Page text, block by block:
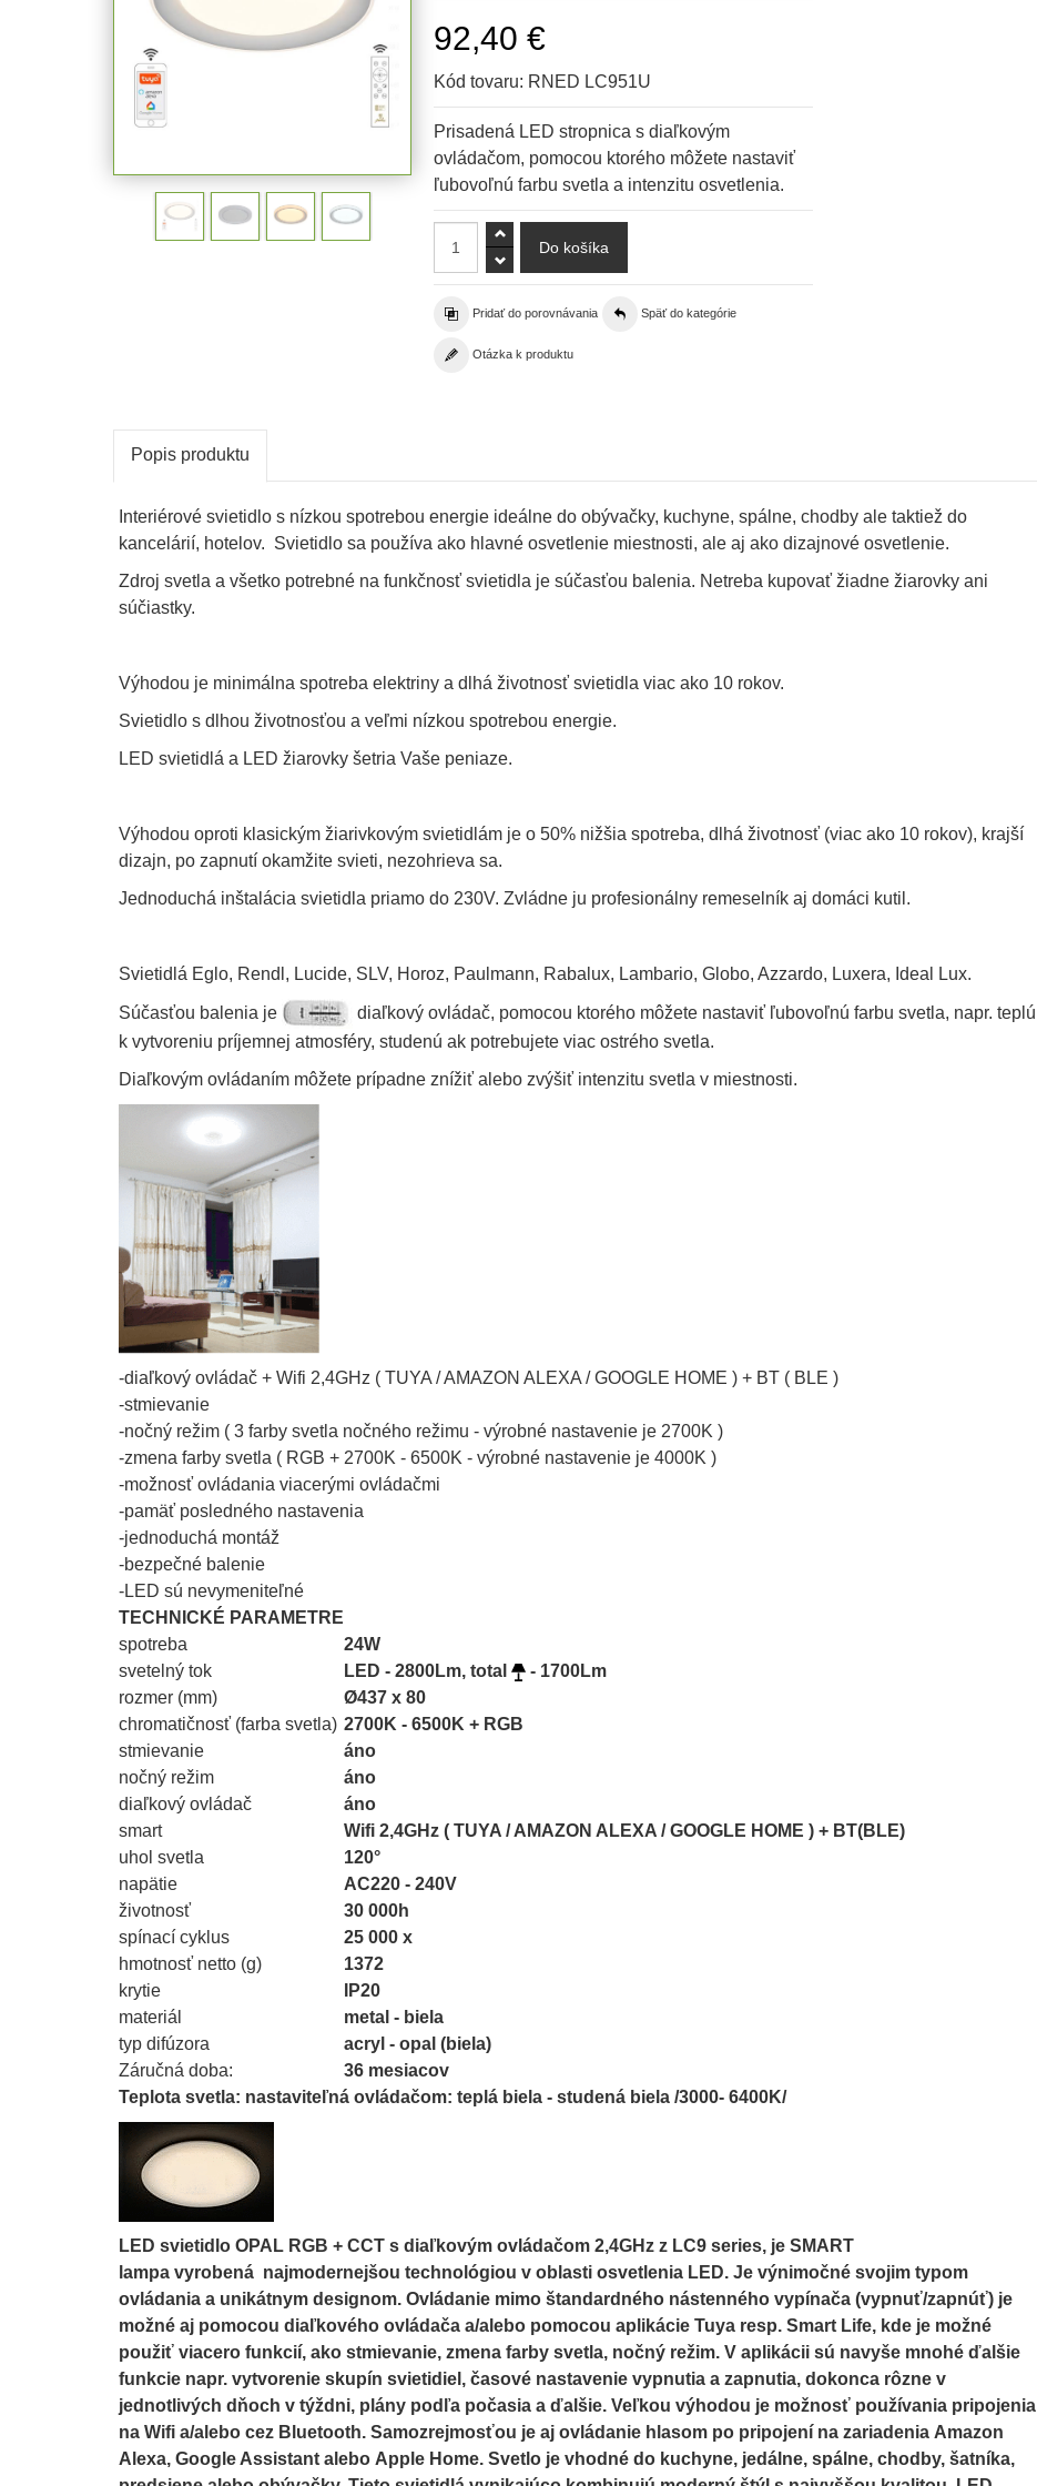
92,40 €
Kód tovaru: RNED LC951U
Prisadená LED stropnica s diaľkovým
ovládačom, pomocou ktorého môžete nastaviť
ľubovoľnú farbu svetla a intenzitu osvetlenia.
Pridať do porovnávania Späť do kategórie
Otázka k produktu
Popis produktu
Interiérové svietidlo s nízkou spotrebou energie ideálne do obývačky, kuchyne, spálne, chodby ale taktiež do
kancelárií, hotelov. Svietidlo sa používa ako hlavné osvetlenie miestnosti, ale aj ako dizajnové osvetlenie.
Zdroj svetla a všetko potrebné na funkčnosť svietidla je súčasťou balenia. Netreba kupovať žiadne žiarovky ani
súčiastky.
Výhodou je minimálna spotreba elektriny a dlhá životnosť svietidla viac ako 10 rokov.
Svietidlo s dlhou životnosťou a veľmi nízkou spotrebou energie.
LED svietidlá a LED žiarovky šetria Vaše peniaze.
Výhodou oproti klasickým žiarivkovým svietidlám je o 50% nižšia spotreba, dlhá životnosť (viac ako 10 rokov), krajší
dizajn, po zapnutí okamžite svieti, nezohrieva sa.
Jednoduchá inštalácia svietidla priamo do 230V. Zvládne ju profesionálny remeselník aj domáci kutil.
Svietidlá Eglo, Rendl, Lucide, SLV, Horoz, Paulmann, Rabalux, Lambario, Globo, Azzardo, Luxera, Ideal Lux.
Súčasťou balenia je
diaľkový ovládač, pomocou ktorého môžete nastaviť ľubovoľnú farbu svetla, napr. teplú
k vytvoreniu príjemnej atmosféry, studenú ak potrebujete viac ostrého svetla.
Diaľkovým ovládaním môžete prípadne znížiť alebo zvýšiť intenzitu svetla v miestnosti.
-diaľkový ovládač + Wifi 2,4GHz ( TUYA / AMAZON ALEXA / GOOGLE HOME ) + BT ( BLE )
-stmievanie
-nočný režim ( 3 farby svetla nočného režimu - výrobné nastavenie je 2700K )
-zmena farby svetla ( RGB + 2700K - 6500K - výrobné nastavenie je 4000K )
-možnosť ovládania viacerými ovládačmi
-pamäť posledného nastavenia
-jednoduchá montáž
-bezpečné balenie
-LED sú nevymeniteľné
TECHNICKÉ PARAMETRE
spotreba
24W
svetelný tok
LED - 2800Lm, total
- 1700Lm
rozmer (mm)
Ø437 x 80
chromatičnosť (farba svetla) 2700K - 6500K + RGB
stmievanie
áno
nočný režim
áno
diaľkový ovládač
áno
smart
Wifi 2,4GHz ( TUYA / AMAZON ALEXA / GOOGLE HOME ) + BT(BLE)
uhol svetla
120°
napätie
AC220 - 240V
životnosť
30 000h
spínací cyklus
25 000 x
hmotnosť netto (g)
1372
krytie
IP20
materiál
metal - biela
typ difúzora
acryl - opal (biela)
Záručná doba:
36 mesiacov
Teplota svetla: nastaviteľná ovládačom: teplá biela - studená biela /3000- 6400K/
LED svietidlo OPAL RGB + CCT s diaľkovým ovládačom 2,4GHz z LC9 series, je SMART
lampa vyrobená najmodernejšou technológiou v oblasti osvetlenia LED. Je výnimočné svojim typom
ovládania a unikátnym designom. Ovládanie mimo štandardného nástenného vypínača (vypnuť/zapnúť) je
možné aj pomocou diaľkového ovládača a/alebo pomocou aplikácie Tuya resp. Smart Life, kde je možné
použiť viacero funkcií, ako stmievanie, zmena farby svetla, nočný režim. V aplikácii sú navyše mnohé ďalšie
funkcie napr. vytvorenie skupín svietidiel, časové nastavenie vypnutia a zapnutia, dokonca rôzne v
jednotlivých dňoch v týždni, plány podľa počasia a ďalšie. Veľkou výhodou je možnosť používania pripojenia
na Wifi a/alebo cez Bluetooth. Samozrejmosťou je aj ovládanie hlasom po pripojení na zariadenia Amazon
Alexa, Google Assistant alebo Apple Home. Svetlo je vhodné do kuchyne, jedálne, spálne, chodby, šatníka,